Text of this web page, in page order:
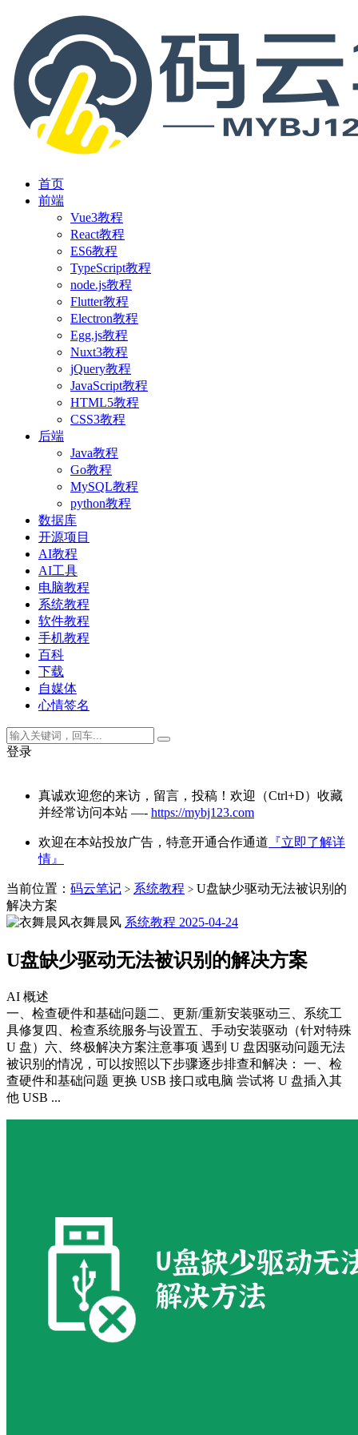
首页
前端
Vue3教程
React教程
ES6教程
TypeScript教程
node.js教程
Flutter教程
Electron教程
Egg.js教程
Nuxt3教程
jQuery教程
JavaScript教程
HTML5教程
CSS3教程
后端
Java教程
Go教程
MySQL教程
python教程
数据库
开源项目
AI教程
AI工具
电脑教程
系统教程
软件教程
手机教程
百科
下载
自媒体
心情签名
登录
真诚欢迎您的来访，留言，投稿！欢迎（Ctrl+D）收藏
并经常访问本站 —- https://mybj123.com
欢迎在本站投放广告，特意开通合作通道 『立即了解详
情』
当前位置： 码云笔记 > 系统教程 > U盘缺少驱动无法被识别的
解决方案
衣舞晨风 系统教程 2025-04-24
U盘缺少驱动无法被识别的解决方案
AI 概述
一、检查硬件和基础问题二、更新/重新安装驱动三、系统工
具修复四、检查系统服务与设置五、手动安装驱动（针对特殊
U 盘）六、终极解决方案注意事项 遇到 U 盘因驱动问题无法
被识别的情况，可以按照以下步骤逐步排查和解决： 一、检
查硬件和基础问题 更换 USB 接口或电脑 尝试将 U 盘插入其
他 USB ...